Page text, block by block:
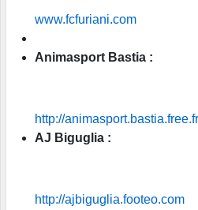
www.fcfuriani.com
Animasport Bastia :
http://animasport.bastia.free.fr
AJ Biguglia :
http://ajbiguglia.footeo.com